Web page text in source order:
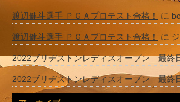
渡辺健斗選手 ＰＧＡプロテスト合格！ に
渡辺健斗選手 ＰＧＡプロテスト合格！ に
2022ブリヂストンレディスオープン 最終
2022ブリヂストンレディスオープン 最終